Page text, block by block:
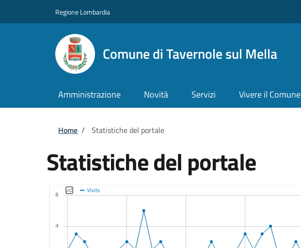
Regione Lombardia
Comune di Tavernole sul Mella
Amministrazione Novità Servizi Vivere il Comune
Briciole di pane
Home / Statistiche del portale
Statistiche del portale